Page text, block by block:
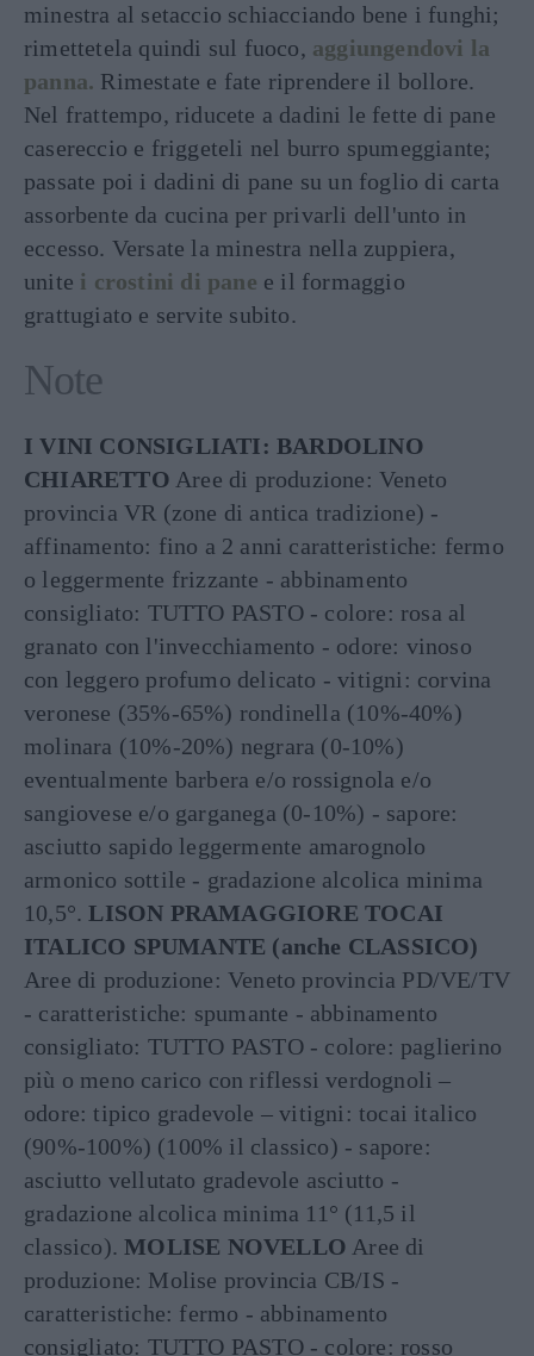
minestra al setaccio schiacciando bene i funghi;
rimettetela quindi sul fuoco, aggiungendovi la
panna. Rimestate e fate riprendere il bollore.
Nel frattempo, riducete a dadini le fette di pane
casereccio e friggeteli nel burro spumeggiante;
passate poi i dadini di pane su un foglio di carta
assorbente da cucina per privarli dell'unto in
eccesso. Versate la minestra nella zuppiera,
unite i crostini di pane e il formaggio
grattugiato e servite subito.
Note
I VINI CONSIGLIATI: BARDOLINO
CHIARETTO Aree di produzione: Veneto
provincia VR (zone di antica tradizione) -
affinamento: fino a 2 anni caratteristiche: fermo
o leggermente frizzante - abbinamento
consigliato: TUTTO PASTO - colore: rosa al
granato con l'invecchiamento - odore: vinoso
con leggero profumo delicato - vitigni: corvina
veronese (35%-65%) rondinella (10%-40%)
molinara (10%-20%) negrara (0-10%)
eventualmente barbera e/o rossignola e/o
sangiovese e/o garganega (0-10%) - sapore:
asciutto sapido leggermente amarognolo
armonico sottile - gradazione alcolica minima
10,5°.LISON PRAMAGGIORE TOCAI
ITALICO SPUMANTE (anche CLASSICO)
Aree di produzione: Veneto provincia PD/VE/TV
- caratteristiche: spumante - abbinamento
consigliato: TUTTO PASTO - colore: paglierino
più o meno carico con riflessi verdognoli –
odore: tipico gradevole – vitigni: tocai italico
(90%-100%) (100% il classico) - sapore:
asciutto vellutato gradevole asciutto -
gradazione alcolica minima 11° (11,5 il
classico).MOLISE NOVELLO Aree di
produzione: Molise provincia CB/IS -
caratteristiche: fermo - abbinamento
consigliato: TUTTO PASTO - colore: rosso